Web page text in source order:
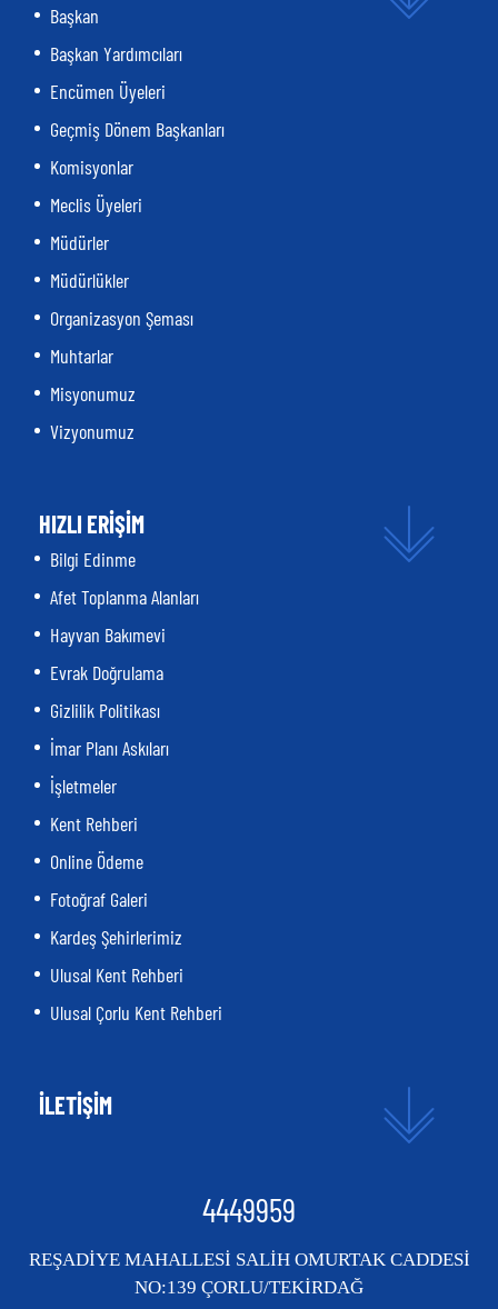
Başkan
Başkan Yardımcıları
Encümen Üyeleri
Geçmiş Dönem Başkanları
Komisyonlar
Meclis Üyeleri
Müdürler
Müdürlükler
Organizasyon Şeması
Muhtarlar
Misyonumuz
Vizyonumuz
HIZLI ERİŞİM
Bilgi Edinme
Afet Toplanma Alanları
Hayvan Bakımevi
Evrak Doğrulama
Gizlilik Politikası
İmar Planı Askıları
İşletmeler
Kent Rehberi
Online Ödeme
Fotoğraf Galeri
Kardeş Şehirlerimiz
Ulusal Kent Rehberi
Ulusal Çorlu Kent Rehberi
İLETİŞİM
4449959
REŞADİYE MAHALLESİ SALİH OMURTAK CADDESİ
NO:139 ÇORLU/TEKİRDAĞ